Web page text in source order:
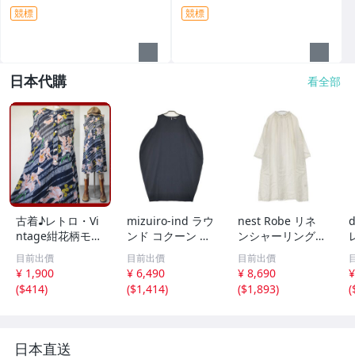
競標 競標
日本代購 看全部
古着♪レトロ・Vi
ntage紺花柄モッ
ズワンピ♪70s60s
70年代60年代ヴ
ィンテージ日本製
Japan昭和ロマン
り
目前出價
¥ 1,900
($414)
mizuiro-ind ラウ
ンド コクーン ノ
ースリーブ ワン
ピース ネイビー
ミズイロインド 6
-0723M 286215
目前出價
¥ 6,490
($1,414)
nest Robe リネ
ンシャーリングネ
ックワンピース 0
1171-1101-1 製
品染め ワンピー
ス オフホワイト
目前出價
¥ 8,690
($1,893)
(
日本直送